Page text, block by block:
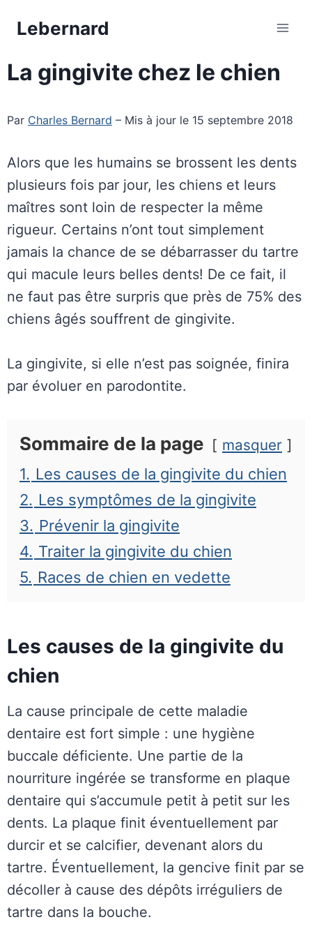
Lebernard
La gingivite chez le chien
Par Charles Bernard – Mis à jour le 15 septembre 2018
Alors que les humains se brossent les dents
plusieurs fois par jour, les chiens et leurs
maîtres sont loin de respecter la même
rigueur. Certains n’ont tout simplement
jamais la chance de se débarrasser du tartre
qui macule leurs belles dents! De ce fait, il
ne faut pas être surpris que près de 75% des
chiens âgés souffrent de gingivite.
La gingivite, si elle n’est pas soignée, finira
par évoluer en parodontite.
Sommaire de la page masquer
1. Les causes de la gingivite du chien
2. Les symptômes de la gingivite
3. Prévenir la gingivite
4. Traiter la gingivite du chien
5. Races de chien en vedette
Les causes de la gingivite du
chien
La cause principale de cette maladie
dentaire est fort simple : une hygiène
buccale déficiente. Une partie de la
nourriture ingérée se transforme en plaque
dentaire qui s’accumule petit à petit sur les
dents. La plaque finit éventuellement par
durcir et se calcifier, devenant alors du
tartre. Éventuellement, la gencive finit par se
décoller à cause des dépôts irréguliers de
tartre dans la bouche.